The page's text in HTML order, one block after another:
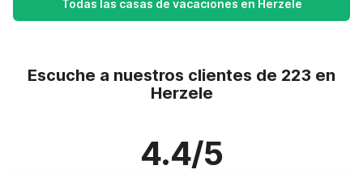
Todas las casas de vacaciones en Herzele
Escuche a nuestros clientes de 223 en
Herzele
4.4/5